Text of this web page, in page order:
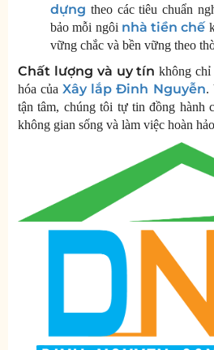
dựng theo các tiêu chuẩn
bảo mỗi ngôi nhà tiền chế
vững chắc và bền vững theo
Chất lượng và uy tín không chỉ
hóa củaXây lắp Đinh Nguyễn.
tận tâm, chúng tôi tự tin đồng hành
không gian sống và làm việc hoàn